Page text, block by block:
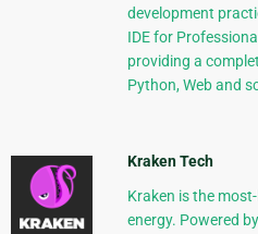
development
IDE for
providing a
Python, Web and
Kraken Tech
Kraken is the
energy. Powered